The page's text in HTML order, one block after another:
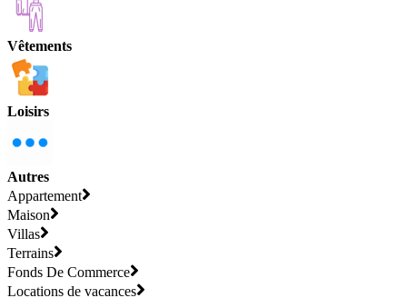
Vêtements
Loisirs
Autres
Appartement
Maison
Villas
Terrains
Fonds De Commerce
Locations de vacances